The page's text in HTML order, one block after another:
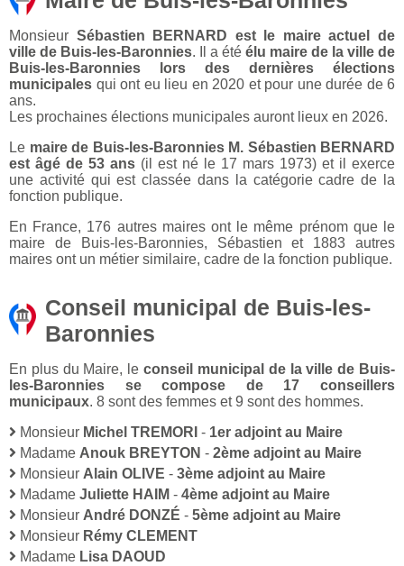
Monsieur Sébastien BERNARD est le maire actuel de
ville de Buis-les-Baronnies. Il a été élu maire de la ville de
Buis-les-Baronnies lors des dernières élections
municipales qui ont eu lieu en 2020 et pour une durée de 6
ans.
Les prochaines élections municipales auront lieux en 2026.
Le maire de Buis-les-Baronnies M. Sébastien BERNARD
est âgé de 53 ans (il est né le 17 mars 1973) et il exerce
une activité qui est classée dans la catégorie cadre de la
fonction publique.
En France, 176 autres maires ont le même prénom que le
maire de Buis-les-Baronnies, Sébastien et 1883 autres
maires ont un métier similaire, cadre de la fonction publique.
Conseil municipal de Buis-les-
Baronnies
En plus du Maire, leconseil municipal de la ville de Buis-
les-Baronnies se compose de 17 conseillers
municipaux. 8 sont des femmes et 9 sont des hommes.
Monsieur Michel TREMORI - 1er adjoint au Maire
Madame Anouk BREYTON - 2ème adjoint au Maire
Monsieur Alain OLIVE - 3ème adjoint au Maire
Madame Juliette HAIM - 4ème adjoint au Maire
Monsieur André DONZÉ - 5ème adjoint au Maire
Monsieur Rémy CLEMENT
Madame Lisa DAOUD